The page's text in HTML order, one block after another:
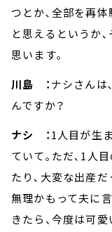
つとか､全部を再
と思えるというか
思います｡
川島 ：ナシさんは
んですか？
ナシ ：1人目が生
ていて｡ただ､1人
たり､大変な出産
無理かもって夫に
きたら、今度は可